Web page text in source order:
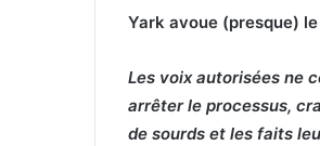
Yark avoue (presque)
Les voix autorisées ne
arrêter le processus,
de sourds et les faits